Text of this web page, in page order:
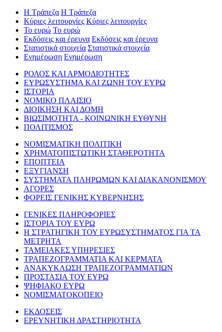
Η Τράπεζα Η Τράπεζα
Κύριες λειτουργίες Κύριες λειτουργίες
Το ευρώ Το ευρώ
Εκδόσεις και έρευνα Εκδόσεις και έρευνα
Στατιστικά στοιχεία Στατιστικά στοιχεία
Ενημέρωση Ενημέρωση
ΡΟΛΟΣ ΚΑΙ ΑΡΜΟΔΙΟΤΗΤΕΣ
ΕΥΡΩΣΥΣΤΗΜΑ ΚΑΙ ΖΩΝΗ ΤΟΥ ΕΥΡΩ
ΙΣΤΟΡΙΑ
ΝΟΜΙΚΟ ΠΛΑΙΣΙΟ
ΔΙΟΙΚΗΣΗ ΚΑΙ ΔΟΜΗ
ΒΙΩΣΙΜΟΤΗΤΑ - ΚΟΙΝΩΝΙΚΗ ΕΥΘΥΝΗ
ΠΟΛΙΤΙΣΜΟΣ
ΝΟΜΙΣΜΑΤΙΚΗ ΠΟΛΙΤΙΚΗ
ΧΡΗΜΑΤΟΠΙΣΤΩΤΙΚΗ ΣΤΑΘΕΡΟΤΗΤΑ
ΕΠΟΠΤΕΙΑ
ΕΞΥΓΙΑΝΣΗ
ΣΥΣΤΗΜΑΤΑ ΠΛΗΡΩΜΩΝ ΚΑΙ ΔΙΑΚΑΝΟΝΙΣΜΟΥ
ΑΓΟΡΕΣ
ΦΟΡΕΙΣ ΓΕΝΙΚΗΣ ΚΥΒΕΡΝΗΣΗΣ
ΓΕΝΙΚΕΣ ΠΛΗΡΟΦΟΡΙΕΣ
ΙΣΤΟΡΙΑ ΤΟΥ ΕΥΡΩ
Η ΣΤΡΑΤΗΓΙΚΗ ΤΟΥ ΕΥΡΩΣΥΣΤΗΜΑΤΟΣ ΓΙΑ ΤΑ
ΜΕΤΡΗΤΑ
ΤΑΜΕΙΑΚΕΣ ΥΠΗΡΕΣΙΕΣ
ΤΡΑΠΕΖΟΓΡΑΜΜΑΤΙΑ ΚΑΙ ΚΕΡΜΑΤΑ
ΑΝΑΚΥΚΛΩΣΗ ΤΡΑΠΕΖΟΓΡΑΜΜΑΤΙΩΝ
ΠΡΟΣΤΑΣΙΑ ΤΟΥ ΕΥΡΩ
ΨΗΦΙΑΚΟ ΕΥΡΩ
ΝΟΜΙΣΜΑΤΟΚΟΠΕΙΟ
ΕΚΔΟΣΕΙΣ
ΕΡΕΥΝΗΤΙΚΗ ΔΡΑΣΤΗΡΙΟΤΗΤΑ